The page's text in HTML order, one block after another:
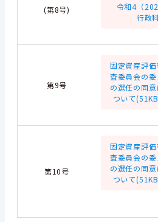
(第8号)
令和4（
行政
第9号
固定資産評
査委員会の委
の選任の同意
ついて
第10号
固定資産評
査委員会の委
の選任の同意
ついて